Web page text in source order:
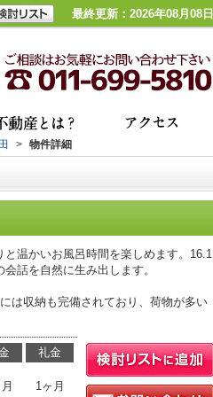
最終更新：2026年08月08日
> 物件詳細
温かいお風呂時間を楽しめます。16.1
話を自然に生み出します。
は収納も完備されており、荷物が多い
礼金
1ヶ月